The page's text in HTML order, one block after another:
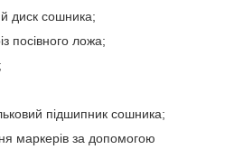
диск сошника;
посівного ложа;
підшипник сошника;
маркерів за допомогою